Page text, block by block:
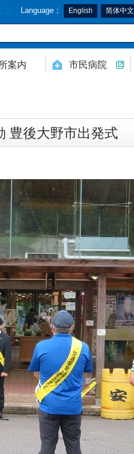
Language： English 简体中文
の他
案内 市民病院
後大野市出発式